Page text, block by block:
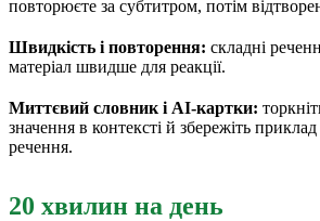
повторюєте за субтитром, потім
Швидкість і повторення: складні
матеріал швидше для реакції.
Миттєвий словник і AI-картки:
значення в контексті й збережіть
речення.
20 хвилин на день